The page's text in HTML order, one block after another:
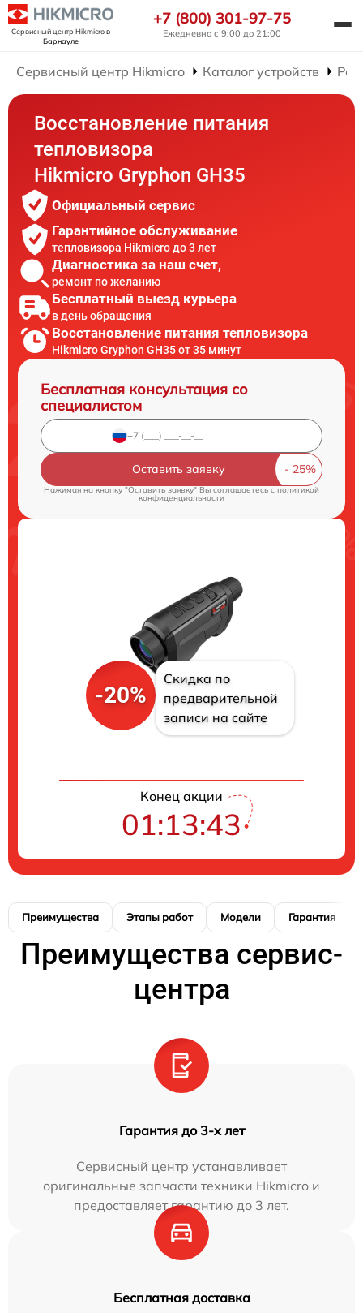
Сервисный центр Hikmicroв
Барнауле
+7 (800) 301-97-75
Ежедневно с 9:00 до 21:00
Сервисный центр Hikmicro Каталог устройств
Восстановление питания
тепловизора
Hikmicro Gryphon GH35
Официальный сервис
Гарантийное обслуживание
тепловизора Hikmicro до 3 лет
Диагностика за наш счет,
ремонт по желанию
Бесплатный выезд курьера
в день обращения
Восстановление питания тепловизора
Hikmicro Gryphon GH35 от 35 минут
Бесплатная консультация со
специалистом
Оставить заявку
Нажимая на кнопку "Оставить заявку" Вы соглашаетесь cполитикой
конфиденциальности
-20%
Скидка по
предварительной
записи на сайте
Конец акции
01:13:42
Преимущества Этапы работ Модели Гарантия
Преимущества сервис-
центра
Гарантия до 3-х лет
Сервисный центр устанавливает
оригинальные запчасти техники Hikmicro и
предоставляет гарантию до 3 лет.
Бесплатная доставка